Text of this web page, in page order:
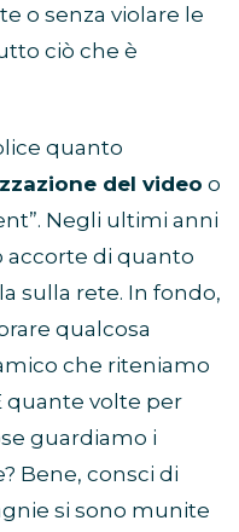
o senza violare le
ciò che è
quanto
del video o
Negli ultimi anni
accorte di quanto
sulla rete. In fondo,
qualcosa
che riteniamo
quante volte per
guardiamo i
Bene, consci di
si sono munite